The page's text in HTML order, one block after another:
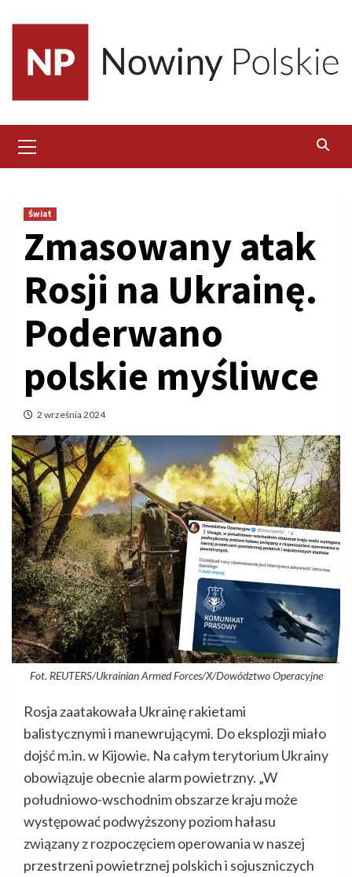
content
Menu
Świat
Zmasowany atak
Rosji na Ukrainę.
Poderwano
polskie myśliwce
2 września 2024
Fot. REUTERS/Ukrainian Armed Forces/X/Dowództwo Operacyjne
Rosja zaatakowała Ukrainę rakietami
balistycznymi i manewrującymi. Do eksplozji miało
dojść m.in. w Kijowie. Na całym terytorium Ukrainy
obowiązuje obecnie alarm powietrzny. „W
południowo-wschodnim obszarze kraju może
występować podwyższony poziom hałasu
związany z rozpoczęciem operowania w naszej
przestrzeni powietrznej polskich i sojuszniczych